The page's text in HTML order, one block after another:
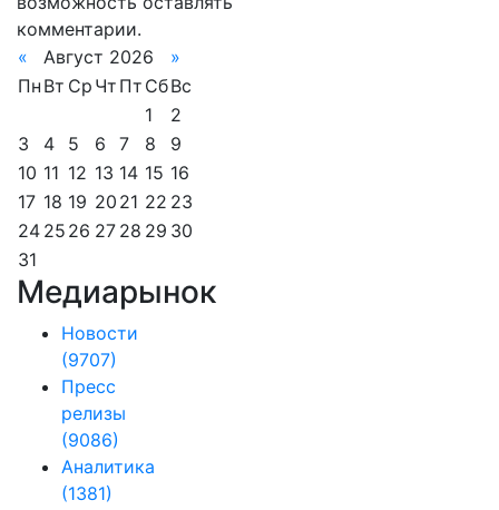
комментарии.
«
Август 2026
»
Пн Вт Ср Чт Пт СбВс
1
2
3
4 5 6 7 8
9
10 11 12 13 14 15 16
17 18 19 20 21 22 23
24 25 26 27 28 29 30
31
Медиарынок
Новости
(9707)
Пресс
релизы
(9086)
Аналитика
(1381)